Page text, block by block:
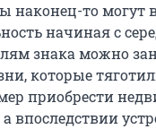
наконец-то могут
начиная с
знака можно
которые
приобрести
впоследствии